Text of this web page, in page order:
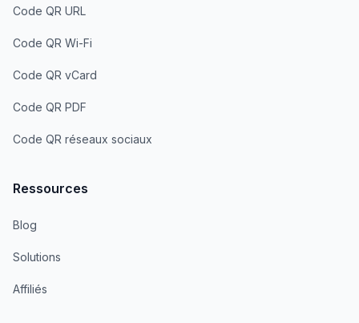
Code QR URL
Code QR Wi-Fi
Code QR vCard
Code QR PDF
Code QR réseaux sociaux
Ressources
Blog
Solutions
Affiliés